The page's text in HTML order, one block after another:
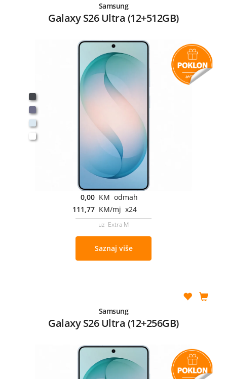
Samsung
Galaxy S26 Ultra (12+512GB)
0,00 KM odmah
111,77 KM/mj x24
uz Extra M
Saznaj više
Samsung
Galaxy S26 Ultra (12+256GB)